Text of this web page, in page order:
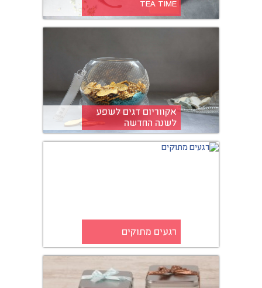
TEA TIME
אקווריום דגים לשפע
לשנה החדשה
רגעים מתוקים